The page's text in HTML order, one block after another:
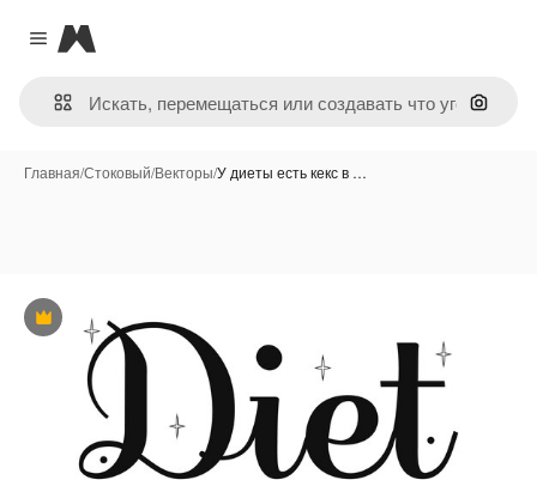
Close menu
Magnific
Поиск
Главная/Стоковый/Векторы/У диеты есть кекс в …
Премиум